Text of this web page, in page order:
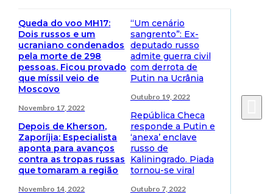
Queda do voo MH17:
Dois russos e um
ucraniano condenados
pela morte de 298
pessoas. Ficou provado
que míssil veio de
Moscovo
Novembro 17, 2022
Depois de Kherson,
Zaporíjia: Especialista
aponta para avanços
contra as tropas russas
que tomaram a região
Novembro 14, 2022
“Um cenário
sangrento”: Ex-
deputado russo
admite guerra civil
com derrota de
Putin na Ucrânia
Outubro 19, 2022
República Checa
responde a Putin e
‘anexa’ enclave
russo de
Kaliningrado. Piada
tornou-se viral
Outubro 7, 2022